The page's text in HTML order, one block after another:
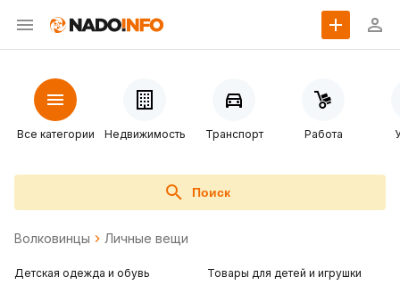
Все категории Недвижимость Транспорт Работа
Поиск
Волковинцы Личные вещи
Детская одежда и обувь
Товары для детей и игрушки